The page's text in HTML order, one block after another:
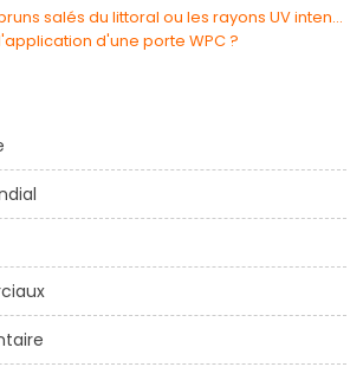
Les embruns salés du littoral ou les rayons UV intenses risquent-ils d’endommager le revêtement esth
d'une porte WPC ?